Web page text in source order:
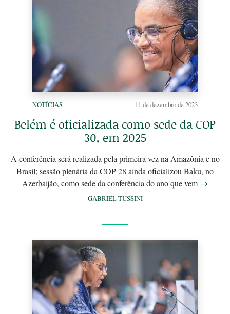
NOTÍCIAS 11 de dezembro de 2023
Belém é oficializada como sede da COP
30, em 2025
A conferência será realizada pela primeira vez na Amazônia e no
Brasil; sessão plenária da COP 28 ainda oficializou Baku, no
Azerbaijão, como sede da conferência do ano que vem →
GABRIEL TUSSINI